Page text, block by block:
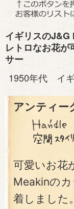
イギリスのJ&G
レトロなお花が
サー
1950年代 イ
アンティー
可愛いお花
Meakinの
着しました。